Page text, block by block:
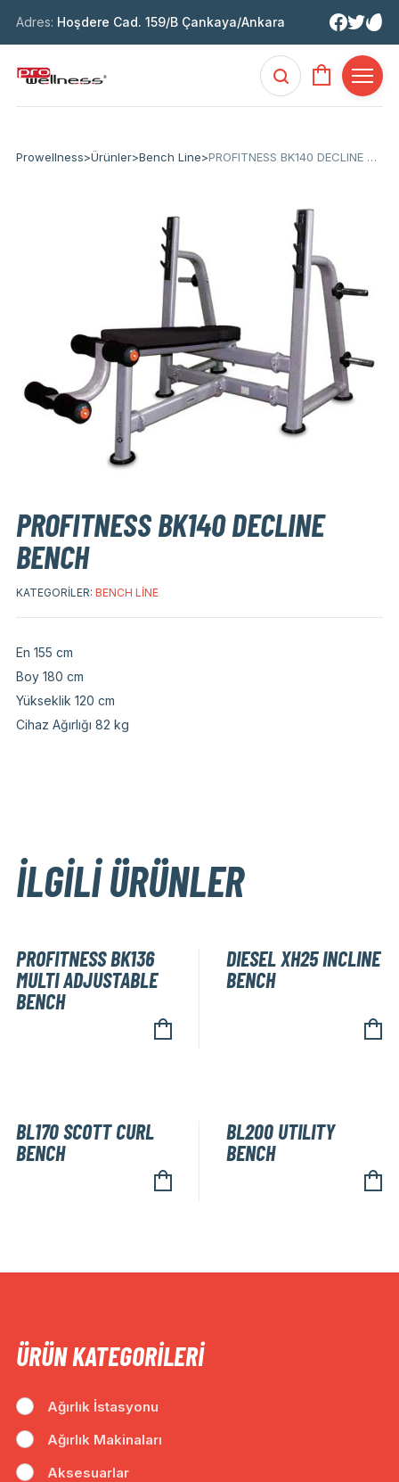
Adres: Hoşdere Cad. 159/B Çankaya/Ankara
Prowellness>Ürünler>Bench Line> PROFITNESS BK140 DECLINE BENCH
PROFITNESS BK140 DECLINE
BENCH
En 155 cm
Boy 180 cm
Yükseklik 120 cm
Cihaz Ağırlığı 82 kg
KATEGORILER: BENCH LINE
İLGILI ÜRÜNLER
PROFITNESS BK136
MULTI ADJUSTABLE
BENCH
DIESEL XH25 INCLINE
BENCH
BL170 SCOTT CURL
BENCH
BL200 UTILITY
BENCH
ÜRÜN KATEGORILERI
Ağırlık İstasyonu
Ağırlık Makinaları
Aksesuarlar